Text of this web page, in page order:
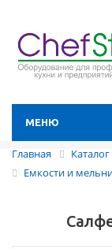
МЕНЮ
Главная Каталог
Емкости и